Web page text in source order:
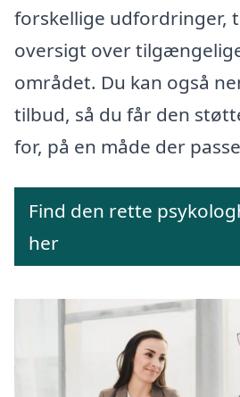
forskellige udfordringer,
oversigt over
området. Du kan også
tilbud, så du får den
for, på en måde der
Find den rette
her